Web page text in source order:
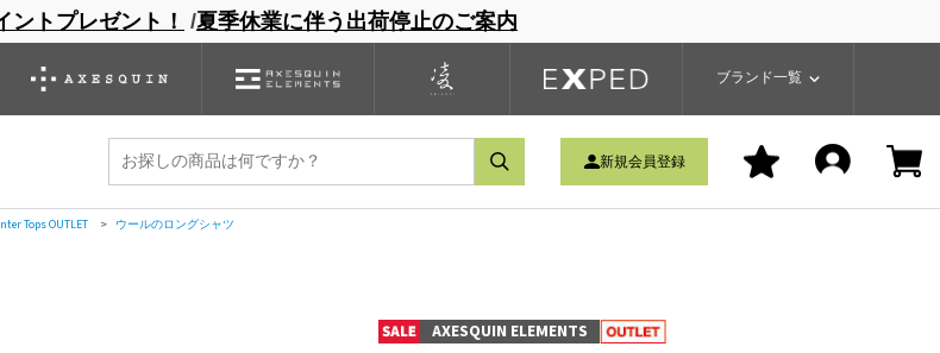
ントプレゼント！ /夏季休業に伴う出荷停止のご案内
ブランド一覧
商品一覧 ブランドサイト 商品一覧
新規会員登録
グローブ シノギング アウトレット
Tops OUTLET > ウールのロングシャツ
AXESQUIN ELEMENTS